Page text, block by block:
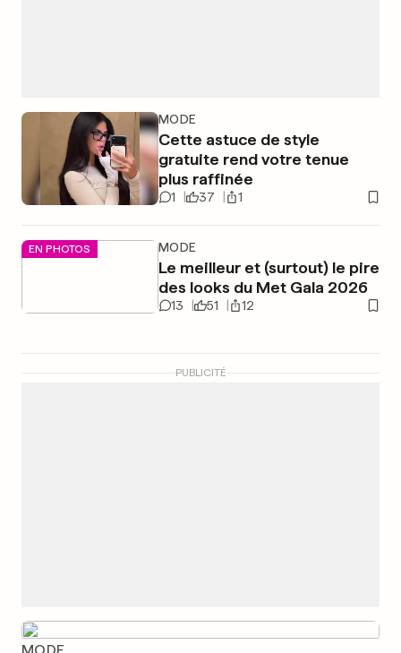
MODE
Cette astuce de style
gratuite rend votre tenue
plus raffinée
1 37 1
EN PHOTOS MODE
Le meilleur et (surtout) le pire
des looks du Met Gala 2026
13 51 12
PUBLICITÉ